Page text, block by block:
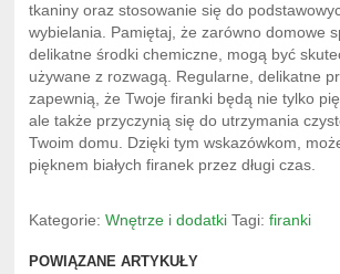
tkaniny oraz stosowanie się do
wybielania. Pamiętaj, że zarówno domowe
delikatne środki chemiczne, mogą być
używane z rozwagą. Regularne, delikatne
zapewnią, że Twoje firanki będą nie tylko
ale także przyczynią się do utrzymania
Twoim domu. Dzięki tym wskazówkom,
pięknem białych firanek przez długi czas.
Kategorie:Wnętrze i dodatki Tagi:firanki
POWIĄZANE ARTYKUŁY